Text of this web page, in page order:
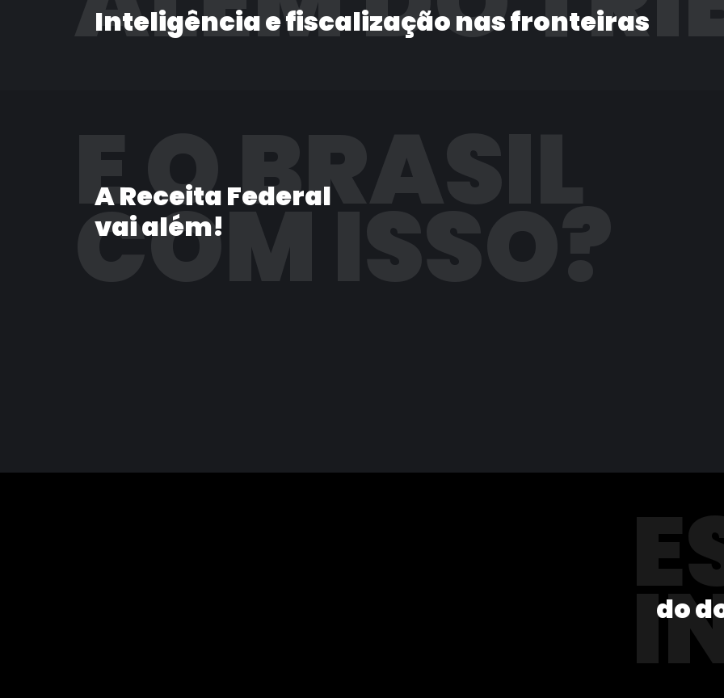
Inteligência e fiscalização nas fronteiras
E O BRASIL
COM ISSO?
A Receita Federal
vai além!
do